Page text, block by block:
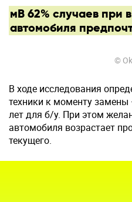
мВ 62% случаев при
автомобиля
©
В ходе исследования
техники к моменту
лет для б/у. При этом
автомобиля возрастает
текущего.